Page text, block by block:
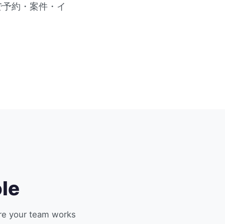
約・案件・イ
your team works